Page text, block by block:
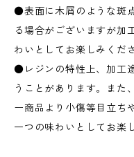
●表面に木屑のような斑
る場合がございますが加
わいとしてお楽しみくだ
●レジンの特性上、加工
うことがあります。また
ー商品より小傷等目立ち
一つの味わいとしてお楽